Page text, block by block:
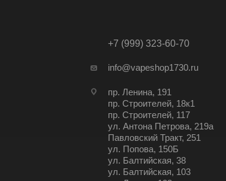
+7 (999) 323-60-70
info@vapeshop1730.ru
пр. Ленина, 191
пр. Строителей, 18к1
пр. Строителей, 117
ул. Антона Петрова, 219а
Павловский Тракт, 251
ул. Попова, 150Б
ул. Балтийская, 38
ул. Балтийская, 103